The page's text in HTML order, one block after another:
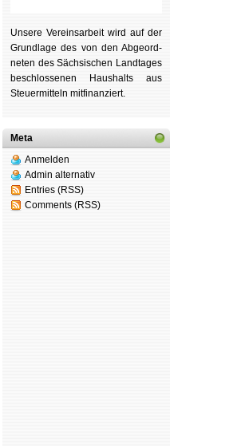
Unsere Ver­eins­ar­beit wird auf der
Grund­lage des von den Ab­ge­ord­
ne­ten des Säch­si­schen Land­tages
be­schlos­se­nen Haus­halts aus
Steu­er­mitteln mit­fi­nan­ziert.
Meta
Anmelden
Admin alternativ
Entries (RSS)
Comments (RSS)